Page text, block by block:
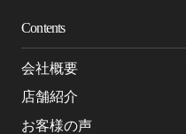
Contents
会社概要
店舗紹介
お客様の声